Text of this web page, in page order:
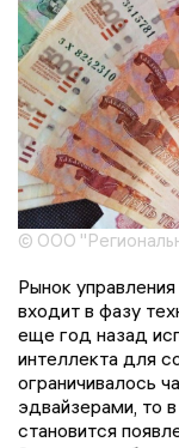
© ООО
Рынок
входит в фазу
еще год назад
интеллекта для
ограничивалось
эдвайзерами, то
становится